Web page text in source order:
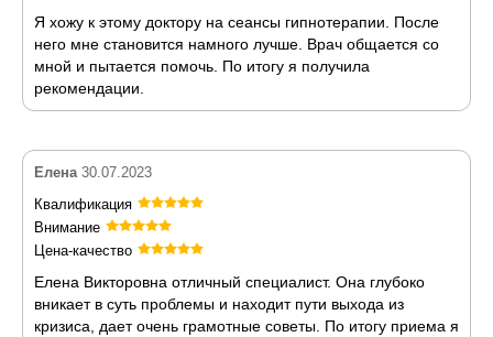
Я хожу к этому доктору на сеансы гипнотерапии. После
него мне становится намного лучше. Врач общается со
мной и пытается помочь. По итогу я получила
рекомендации.
Елена 30.07.2023
Квалификация
Внимание
Цена-качество
Елена Викторовна отличный специалист. Она глубоко
вникает в суть проблемы и находит пути выхода из
кризиса, дает очень грамотные советы. По итогу приема я